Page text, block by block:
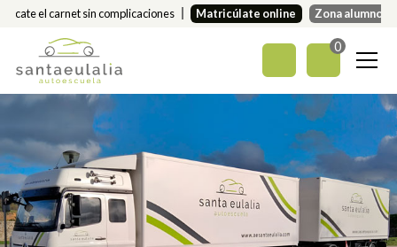
Sácate el carnet sin complicaciones Matricúlate online Zona alumnos
0